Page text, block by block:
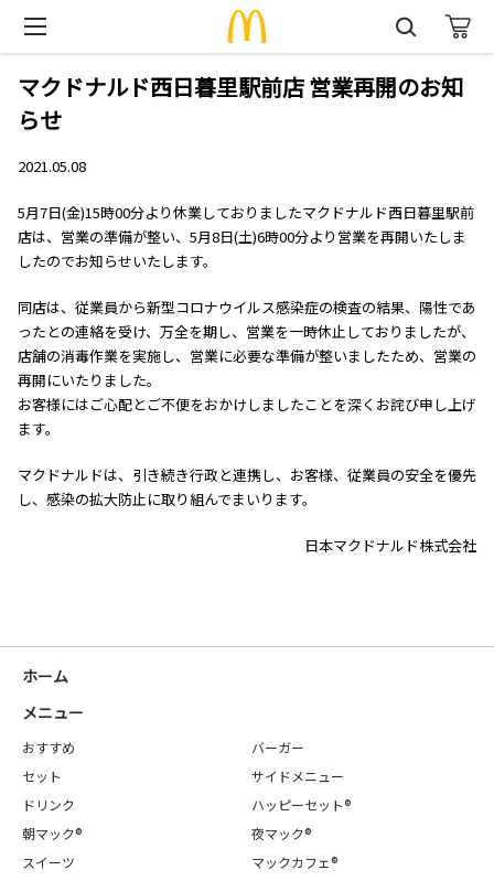
マクドナルド西日暮里駅前店 営業再開のお知
らせ
2021.05.08
5月7日(金)15時00分より休業しておりましたマクドナルド西日暮里駅前
店は、営業の準備が整い、5月8日(土)6時00分より営業を再開いたしま
したのでお知らせいたします。
同店は、従業員から新型コロナウイルス感染症の検査の結果、陽性であ
ったとの連絡を受け、万全を期し、営業を一時休止しておりましたが、
店舗の消毒作業を実施し、営業に必要な準備が整いましたため、営業の
再開にいたりました。
お客様にはご心配とご不便をおかけしましたことを深くお詫び申し上げ
ます。
マクドナルドは、引き続き行政と連携し、お客様、従業員の安全を優先
し、感染の拡大防止に取り組んでまいります。
日本マクドナルド株式会社
ホーム
メニュー
おすすめ
バーガー
セット
サイドメニュー
ドリンク
ハッピーセット®
朝マック®
夜マック®
スイーツ
マックカフェ®